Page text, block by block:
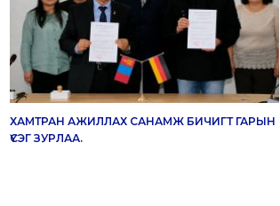
ХАМТРАН АЖИЛЛАХ САНАМЖ БИЧИГТ ГАРЫН
ҮСЭГ ЗУРЛАА.